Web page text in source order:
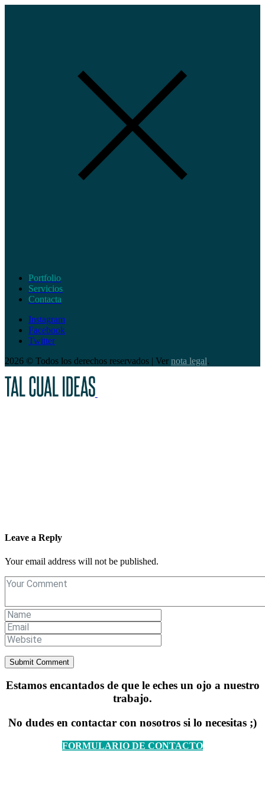
Portfolio
Servicios
Contacta
Instagram
Facebook
Twitter
2026 © Todos los derechos reservados | Ver nota legal.
Leave a Reply
Your email address will not be published.
Estamos encantados de que le eches un ojo a nuestro
trabajo.
No dudes en contactar con nosotros si lo necesitas ;)
FORMULARIO DE CONTACTO